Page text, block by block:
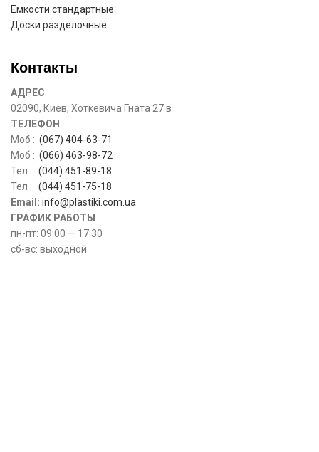
Ёмкости стандартные
Доски разделочные
Контакты
АДРЕС
02090, Киев, Хоткевича Гната 27 в
ТЕЛЕФОН
Моб : (067) 404-63-71
Моб : (066) 463-98-72
Тел : (044) 451-89-18
Тел :
(044) 451-75-18
Email: info@plastiki.com.ua
ГРАФИК РАБОТЫ
пн-пт: 09:00 — 17:30
сб-вс: выходной